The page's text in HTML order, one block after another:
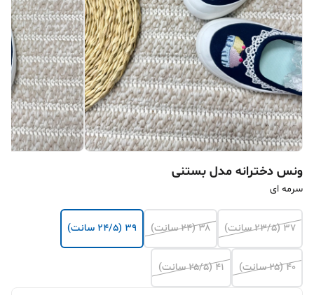
ونس دخترانه مدل بستنی
سرمه ای
۳۷ (۲۳/۵ سانت) ۳۸ (۲۴ سانت) ۳۹ (۲۴/۵ سانت)
۴۰ (۲۵ سانت) ۴۱ (۲۵/۵ سانت)